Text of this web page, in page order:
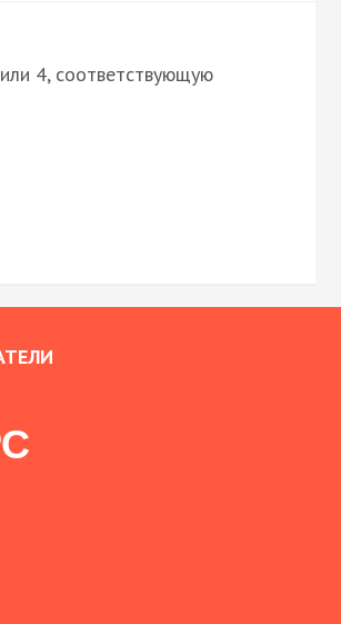
4, соответствующую